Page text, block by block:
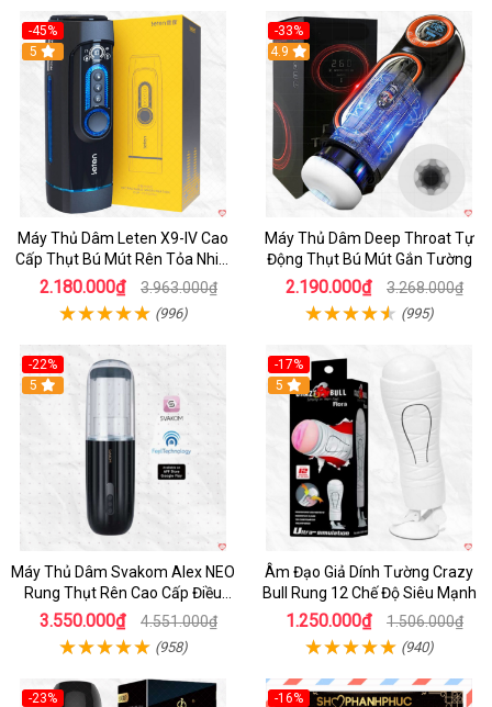
-45%
Hot
5
Máy Thủ Dâm Leten X9-IV Cao
Cấp Thụt Bú Mút Rên Tỏa Nhiệt
Sạc Pin
2.180.000₫ 3.963.000₫
(996)
-33%
Hot
4.9
Máy Thủ Dâm Deep Throat Tự
Động Thụt Bú Mút Gắn Tường
2.190.000₫ 3.268.000₫
(995)
-22%
5
Máy Thủ Dâm Svakom Alex NEO
Rung Thụt Rên Cao Cấp Điều
Khiển App
3.550.000₫ 4.551.000₫
(958)
-17%
5
Âm Đạo Giả Dính Tường Crazy
Bull Rung 12 Chế Độ Siêu Mạnh
1.250.000₫ 1.506.000₫
(940)
-23%
-16%